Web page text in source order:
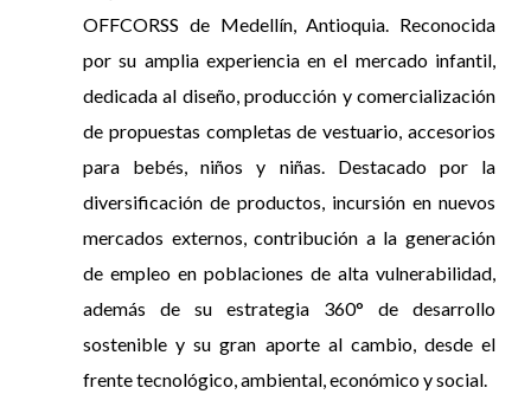
OFFCORSS de Medellín, Antioquia. Reconocida
por su amplia experiencia en el mercado infantil,
dedicada al diseño, producción y comercialización
de propuestas completas de vestuario, accesorios
para bebés, niños y niñas. Destacado por la
diversificación de productos, incursión en nuevos
mercados externos, contribución a la generación
de empleo en poblaciones de alta vulnerabilidad,
además de su estrategia 360° de desarrollo
sostenible y su gran aporte al cambio, desde el
frente tecnológico, ambiental, económico y social.